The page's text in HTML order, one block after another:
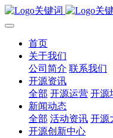
首页
关于我们
公司简介 联系我们
开源资讯
全部 开源运营 开源
新闻动态
全部 活动资讯 开源
开源创新中心